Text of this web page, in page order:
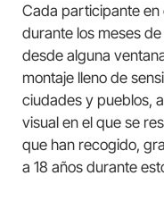
Cada participante en
durante los meses
desde alguna
montaje lleno de
ciudades y pueblos,
visual en el que se
que han recogido,
a 18 años durante